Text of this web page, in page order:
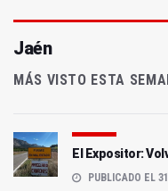
Jaén
MÁS VISTO ESTA
El Expositor:
PUBLICADO EL